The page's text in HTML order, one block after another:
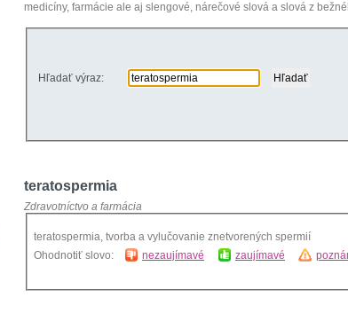
medicíny, farmácie ale aj slengové, nárečové slová a slová z
Hľadať výraz:
teratospermia
Zdravotníctvo a farmácia
teratospermia, tvorba a vylučovanie znetvorených spermií
Ohodnotiť slovo:
nezaujímavé zaujímavé